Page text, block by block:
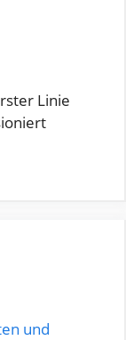
Linie
und